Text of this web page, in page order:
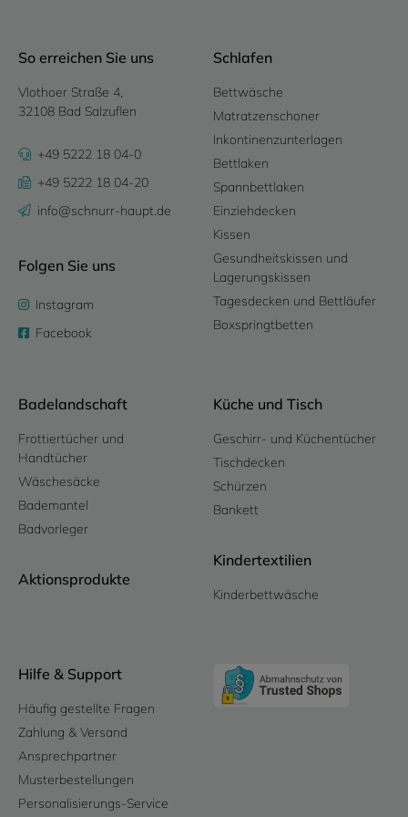
So erreichen Sie uns
Vlothoer Straße 4,
32108 Bad Salzuflen
+49 5222 18 04-0
+49 5222 18 04-20
info@schnurr-haupt.de
Folgen Sie uns
Instagram
Facebook
Schlafen
Bettwäsche
Matratzenschoner
Inkontinenzunterlagen
Bettlaken
Spannbettlaken
Einziehdecken
Kissen
Gesundheitskissen und
Lagerungskissen
Tagesdecken und Bettläufer
Boxspringtbetten
Badelandschaft
Frottiertücher und
Handtücher
Wäschesäcke
Bademantel
Badvorleger
Aktionsprodukte
Küche und Tisch
Geschirr- und Küchentücher
Tischdecken
Schürzen
Bankett
Kindertextilien
Kinderbettwäsche
Hilfe & Support
Häufig gestellte Fragen
Zahlung & Versand
Ansprechpartner
Musterbestellungen
Personalisierungs-Service